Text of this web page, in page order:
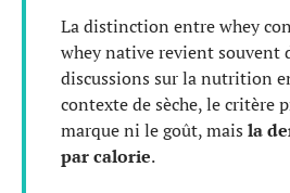
La distinction entre whey
whey native revient souvent
discussions sur la nutrition
contexte de sèche, le critère
marque ni le goût, mais la
par calorie.